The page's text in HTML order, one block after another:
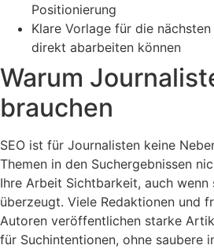
Positionierung
Klare Vorlage für die
direkt abarbeiten können
Warum
brauchen
SEO ist für Journalisten keine
Themen in den Suchergebnissen
Ihre Arbeit Sichtbarkeit, auch wenn
überzeugt. Viele Redaktionen und
Autoren veröffentlichen starke
für Suchintentionen, ohne saubere